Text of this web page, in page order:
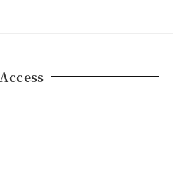
Access